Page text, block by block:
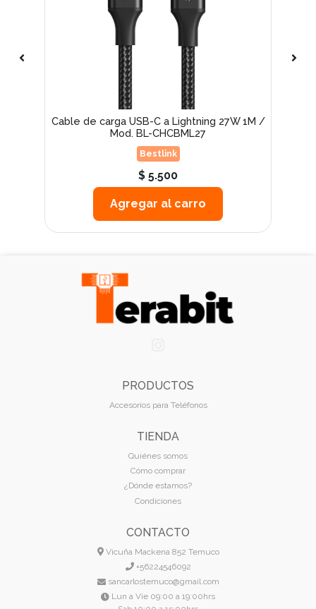
Cable de carga USB-C a Lightning 27W 1M /
Mod. BL-CHCBML27
Bestlink
$ 5.500
Agregar al carro
PRODUCTOS
Accesorios para Teléfonos
TIENDA
Quiénes somos
Cómo comprar
¿Dónde estamos?
Condiciones
CONTACTO
Vicuña Mackena 852 Temuco
+56224546092
sancarlostemuco@gmail.com
Lun a Vie 09:00 a 19:00hrs